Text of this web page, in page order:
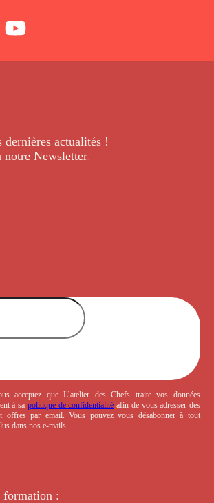
dernières actualités !
notre Newsletter.
acceptez que L’atelier des Chefs traite vos données
à sa politique de confidentialité afin de vous adresser des
offres par email. Vous pouvez vous désabonner à tout
dans nos e-mails.
formation :